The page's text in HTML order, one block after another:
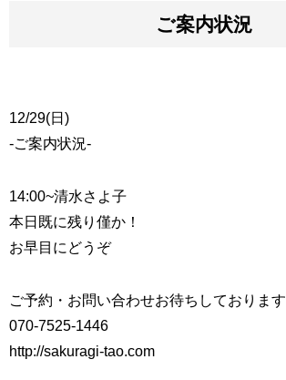
ご案内状況
12/29(日)
-ご案内状況-
14:00~清水さよ子
本日既に残り僅か！
お早目にどうぞ
ご予約・お問い合わせお待ちしております
070-7525-1446
http://sakuragi-tao.com